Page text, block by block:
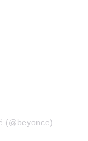
(@beyonce)